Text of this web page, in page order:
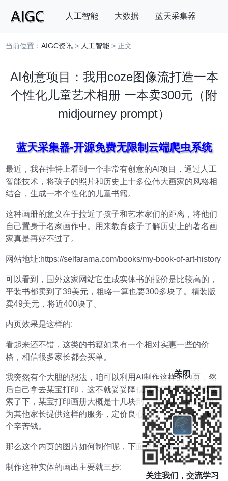
人工智能 大数据 蓝天采集器
搜索
当前位置：AIGC资讯 > 人工智能 > 正文
AI创意项目：我用coze图像流打造一本
个性化儿童艺术相册 一本卖300元（附
midjourney prompt）
蓝天采集器-开源免费无限制云端爬虫系统
最近，我在推特上看到一个非常有创意的AI项目，通过人工
智能技术，将孩子的照片和历史上十多位伟大画家的风格相
结合，生成一本个性化的儿童书籍。
这种画册的意义在于拉近了孩子和艺术家们的距离，将他们
自己置身于名家画作中。用来教育孩子了解历史上的著名画
家真是再好不过了。
网站地址:https://selfarama.com/books/my-book-of-art-history
可以看到，国外这家网站它生成实体书的报价是比较高的，
平装书都卖到了39美元，粗略一算也要300多块了。精装版
卖49美元，将近400块了。
内页效果是这样的:
看起来还不错，这类的书籍如果有一个相对实惠一些的价
格，相信很多家长都会买单。
我突然有个大胆的想法，咱可以利用AI制作这样的内页，然
后自己拿去某宝打印，这不就妥妥降低成本了吗。我大概搜
索了下，某宝打印画册大概是十几块到二十几块，如果我们
为其他家长提供这样的服务，定价良心一点，268一本，赚
个辛苦钱。
那么这个内页的图片如何制作呢，下面是详细教程:
制作这种实体的画出主要就三步:
关闭
关注我们，交流学习